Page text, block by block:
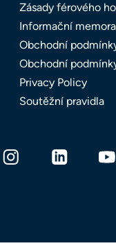
Zásady férového
Informační
Obchodní
Obchodní
Privacy Policy
Soutěžní pravidla